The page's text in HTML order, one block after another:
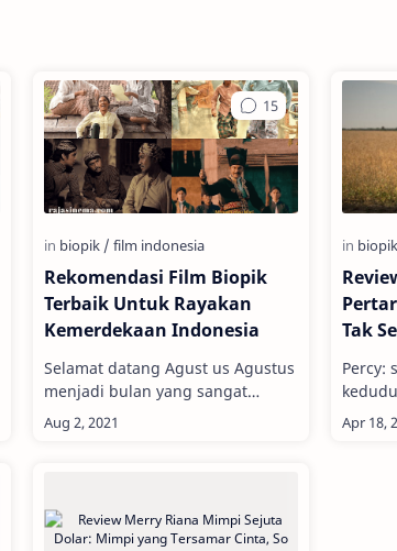
Rekomendasi Film Biopik
Terbaik Untuk Rayakan
Kemerdekaan Indonesia
Selamat datang Agust us Agustus
menjadi bulan yang sangat
penting bagi negeri kita, karena
di bulan inilah Indonesia menjadi
Tak
Percy:
atas